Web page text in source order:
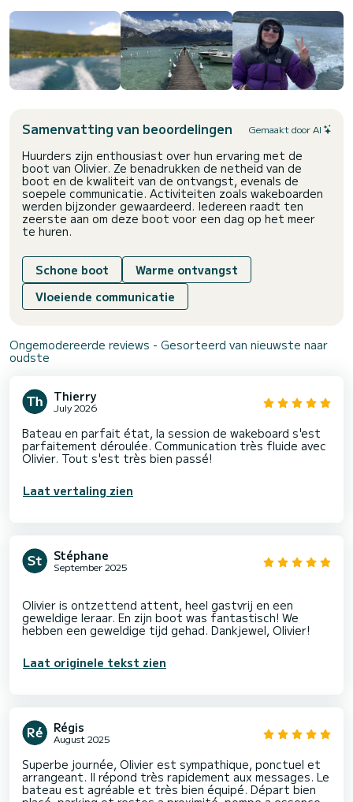
Samenvatting van beoordelingen Gemaakt door AI
Huurders zijn enthousiast over hun ervaring met de
boot van Olivier. Ze benadrukken de netheid van de
boot en de kwaliteit van de ontvangst, evenals de
soepele communicatie. Activiteiten zoals wakeboarden
werden bijzonder gewaardeerd. Iedereen raadt ten
zeerste aan om deze boot voor een dag op het meer
te huren.
Schone boot
Warme ontvangst
Vloeiende communicatie
Ongemodereerde reviews - Gesorteerd van nieuwste naar
oudste
Thierry
July 2026
Bateau en parfait état, la session de wakeboard s'est
parfaitement déroulée. Communication très fluide avec
Olivier. Tout s'est très bien passé!
Laat vertaling zien
Stéphane
September 2025
Olivier is ontzettend attent, heel gastvrij en een
geweldige leraar. En zijn boot was fantastisch! We
Laat originele tekst zien
Régis
August 2025
Superbe journée, Olivier est sympathique, ponctuel et
arrangeant. Il répond très rapidement aux messages. Le
bateau est agréable et très bien équipé. Départ bien